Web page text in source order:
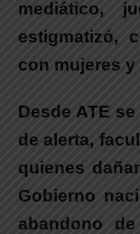
mediático,
estigmatizó,
con mujeres
Desde ATE
de alerta,
quienes
Gobierno
abandono